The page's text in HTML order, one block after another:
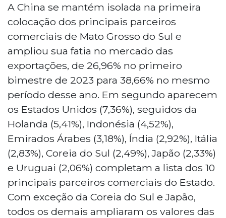
A China se mantém isolada na primeira
colocação dos principais parceiros
comerciais de Mato Grosso do Sul e
ampliou sua fatia no mercado das
exportações, de 26,96% no primeiro
bimestre de 2023 para 38,66% no mesmo
período desse ano. Em segundo aparecem
os Estados Unidos (7,36%), seguidos da
Holanda (5,41%), Indonésia (4,52%),
Emirados Árabes (3,18%), Índia (2,92%), Itália
(2,83%), Coreia do Sul (2,49%), Japão (2,33%)
e Uruguai (2,06%) completam a lista dos 10
principais parceiros comerciais do Estado.
Com exceção da Coreia do Sul e Japão,
todos os demais ampliaram os valores das